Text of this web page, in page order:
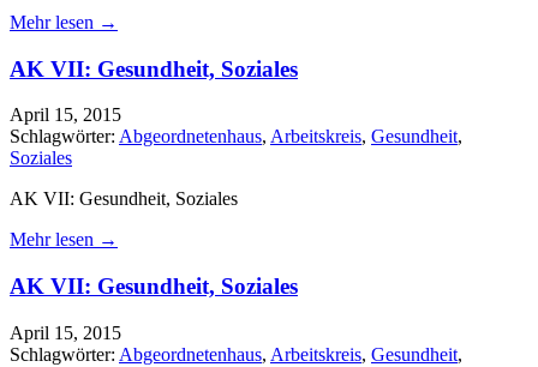
Mehr lesen →
AK VII: Gesundheit, Soziales
April 15, 2015
Schlagwörter: Abgeordnetenhaus, Arbeitskreis, Gesundheit,
Soziales
AK VII: Gesundheit, Soziales
Mehr lesen →
AK VII: Gesundheit, Soziales
April 15, 2015
Schlagwörter: Abgeordnetenhaus, Arbeitskreis, Gesundheit,